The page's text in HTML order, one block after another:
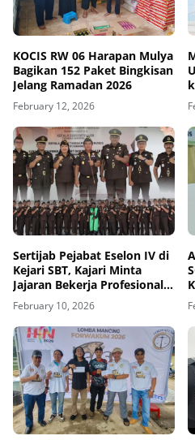
KOCIS RW 06 Harapan Mulya
Bagikan 152 Paket Bingkisan
Jelang Ramadan 2026
February 12, 2026
Sertijab Pejabat Eselon IV di
Kejari SBT, Kajari Minta
Jajaran Bekerja Profesional
dan Berintegritas
February 10, 2026